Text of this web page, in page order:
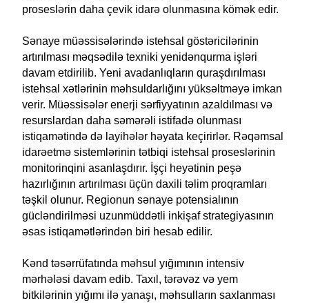
proseslərin daha çevik idarə olunmasına kömək edir.
Sənaye müəssisələrində istehsal göstəricilərinin
artırılması məqsədilə texniki yenidənqurma işləri
davam etdirilib. Yeni avadanlıqların quraşdırılması
istehsal xətlərinin məhsuldarlığını yüksəltməyə imkan
verir. Müəssisələr enerji sərfiyyatının azaldılması və
resurslardan daha səmərəli istifadə olunması
istiqamətində də layihələr həyata keçirirlər. Rəqəmsal
idarəetmə sistemlərinin tətbiqi istehsal proseslərinin
monitorinqini asanlaşdırır. İşçi heyətinin peşə
hazırlığının artırılması üçün daxili təlim proqramları
təşkil olunur. Regionun sənaye potensialının
gücləndirilməsi uzunmüddətli inkişaf strategiyasının
əsas istiqamətlərindən biri hesab edilir.
Kənd təsərrüfatında məhsul yığımının intensiv
mərhələsi davam edib. Taxıl, tərəvəz və yem
bitkilərinin yığımı ilə yanaşı, məhsulların saxlanması